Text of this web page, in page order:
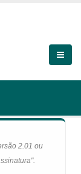
2.01 ou